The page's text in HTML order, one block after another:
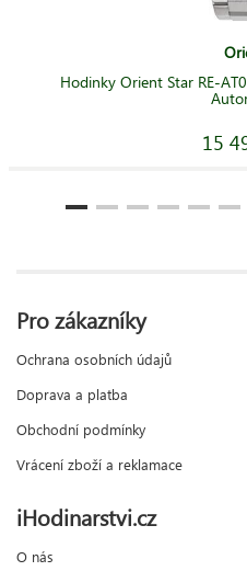
Hodinky Orient Star RE-
15
Pro zákazníky
Ochrana osobních údajů
Doprava a platba
Obchodní podmínky
Vrácení zboží a reklamace
iHodinarstvi.cz
O nás